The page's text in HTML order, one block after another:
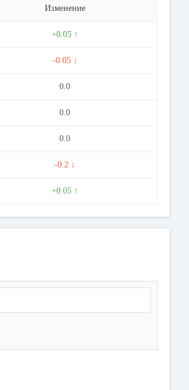
Изменение
+0.05 ↑
-0.05 ↓
0.0
0.0
0.0
-0.2 ↓
+0.05 ↑